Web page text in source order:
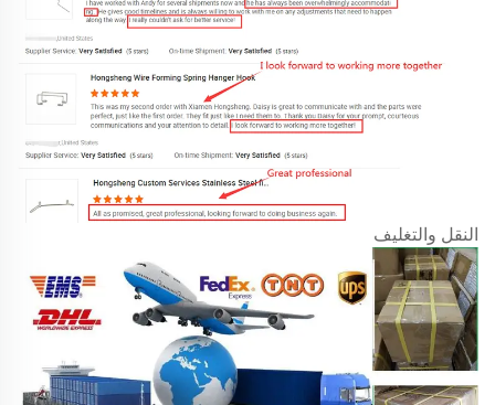
النقل والتغليف